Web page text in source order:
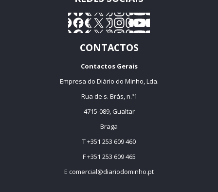
CONTACTOS
Contactos Gerais
Empresa do Diário do Minho, Lda.
Rua de s. Brás, n.º1
4715-089, Gualtar
Braga
T +351 253 609 460
F +351 253 609 465
E comercial@diariodominho.pt